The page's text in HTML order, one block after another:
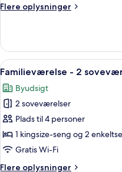
Flere oplysninger
Flere
suite
Indlæs
alle
billeder
af
Familieværelse
-
2
16
Familieværelse - 2
Byudsigt
2 soveværelser
Plads til 4 personer
1 kingsize-seng og 2
Gratis Wi-Fi
Flere oplysninger
Flere